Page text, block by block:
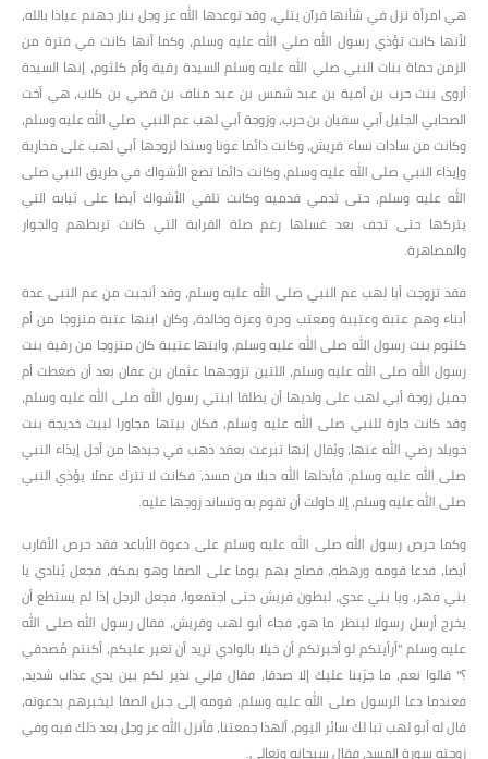
هي امرأة نزل في شأنها قرآن يتلي، وقد توعدها الله عز وجل بنار جهنم عياذا بالله،
لأنها كانت تؤذي رسول الله صلي الله عليه وسلم، وكما أنها كانت في فترة من
الزمن حماة بنات النبي صلي الله عليه وسلم السيدة رقية وأم كلثوم، إنها السيدة
أروى بنت حرب بن أمية بن عبد شمس بن عبد مناف بن قصي بن كلاب، هي أخت
الصحابي الجليل أبي سفيان بن حرب، وزوجة أبي لهب عم النبي صلي الله عليه وسلم،
وكانت من سادات نساء قريش، وكانت دائما عونا وسندا لزوجها أبي لهب على محاربة
وإيذاء النبي صلى الله عليه وسلم، وكانت دائما تضع الأشواك في طريق النبي صلى
الله عليه وسلم، حتى تدمي قدميه وكانت تلقي الأشواك أيضا على ثيابه التي
يتركها حتى تجف بعد غسلها رغم صلة القرابة التي كانت تربطهم والجوار
والمصاهرة.
فقد تزوجت أبا لهب عم النبي صلى الله عليه وسلم، وقد أنجبت من عم النبى عدة
أبناء وهم عتبة وعتيبة ومعتب ودرة وعزة وخالدة، وكان ابنها عتبة متزوجا من أم
كلثوم بنت رسول الله صلى الله عليه وسلم، وابنها عتيبة كان متزوجا من رقية بنت
رسول الله صلى الله عليه وسلم، اللتين تزوجهما عثمان بن عفان بعد أن ضغطت أم
جميل زوجة أبي لهب على ولديها أن يطلقا ابنتي رسول الله صلى الله عليه وسلم،
وقد كانت جارة للنبي صلى الله عليه وسلم، فكان بيتها مجاورا لبيت خديجة بنت
خويلد رضي الله عنها، ويُقال إنها تبرعت بعقد ذهب في جيدها من أجل إيذاء النبي
صلى الله عليه وسلم، فأبدلها الله حبلا من مسد، فكانت لا تترك عملا يؤذي النبي
صلى الله عليه وسلم، إلا حاولت أن تقوم به وتساند زوجها عليه.
وكما حرص رسول الله صلى الله عليه وسلم على دعوة الأباعد فقد حرص الأقارب
أيضا، فدعا قومه ورهطه، فصاح بهم يوما على الصفا وهو بمكة، فجعل يُنادي يا
بني فهر، ويا بني عدي، لبطون قريش حتى اجتمعوا، فجعل الرجل إذا لم يستطع أن
يخرج أرسل رسولا لينظر ما هو، فجاء أبو لهب وقريش، فقال رسول الله صلى الله
عليه وسلم "أرأيتكم لو أخبرتكم أن خيلا بالوادي تريد أن تغير عليكم، أكنتم مُصدقي
؟" قالوا نعم، ما جرّبنا عليك إلا صدقا، فقال فإني نذير لكم بين يدي عذاب شديد،
فعندما دعا الرسول صلى الله عليه وسلم، قومه إلى جبل الصفا ليخبرهم بدعوته،
قال له أبو لهب تبا لك سائر اليوم، ألهذا جمعتنا، فأنزل الله عز وجل بعد ذلك فيه وفي
زوجته سورة المسد، فقال سبحانه وتعالى.